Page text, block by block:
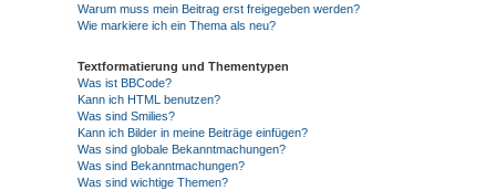
Warum muss mein Beitrag erst freigegeben werden?
Wie markiere ich ein Thema als neu?
Textformatierung und Thementypen
Was ist BBCode?
Kann ich HTML benutzen?
Was sind Smilies?
Kann ich Bilder in meine Beiträge einfügen?
Was sind globale Bekanntmachungen?
Was sind Bekanntmachungen?
Was sind wichtige Themen?